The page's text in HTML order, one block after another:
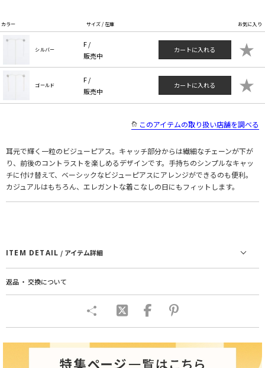
カラー サイズ / 在庫 お気に入り
シルバー
F /
販売中
カートに入れる ★
ゴールド
F /
販売中
カートに入れる ★
このアイテムの取り扱い店舗を調べる
耳元で輝く一粒のビジューピアス。キャッチ部分からは繊細なチェーンが下が
り、前後のコントラストを楽しめるデザインです。手持ちのシンプルなキャッ
チに付け替えて、ベーシックなビジューピアスにアレンジができるのも便利。
カジュアルはもちろん、エレガントな着こなしの日にもフィットします。
ITEM DETAIL / アイテム詳細
返品 ・ 交換について